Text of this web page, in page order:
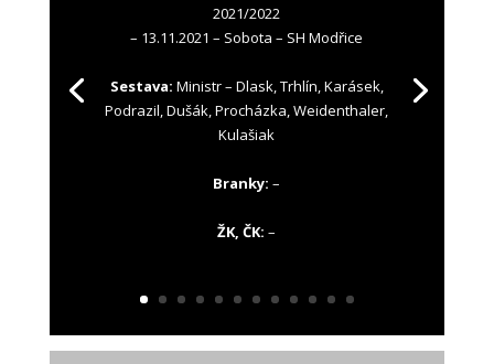
2021/2022
– 13.11.2021 – Sobota – SH Modřice
Sestava: Ministr – Dlask, Trhlín, Karásek,
Podrazil, Dušák, Procházka, Weidenthaler,
Kulašiak
Branky:–
ŽK, ČK:–